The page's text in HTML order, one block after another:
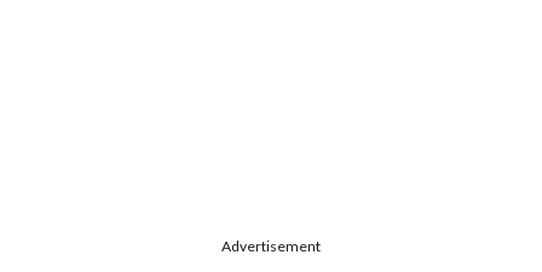
Advertisement